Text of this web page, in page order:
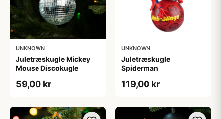
UNKNOWN
Juletræskugle Mickey
Mouse Discokugle
59,00 kr
UNKNOWN
Juletræskugle
Spiderman
119,00 kr